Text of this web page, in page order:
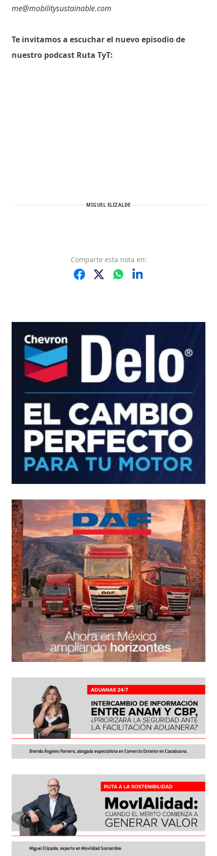
me@mobilitysustainable.com
Te invitamos a escuchar el nuevo episodio de
nuestro podcast Ruta TyT:
MIGUEL ELIZALDE
Comparte esta nota en: